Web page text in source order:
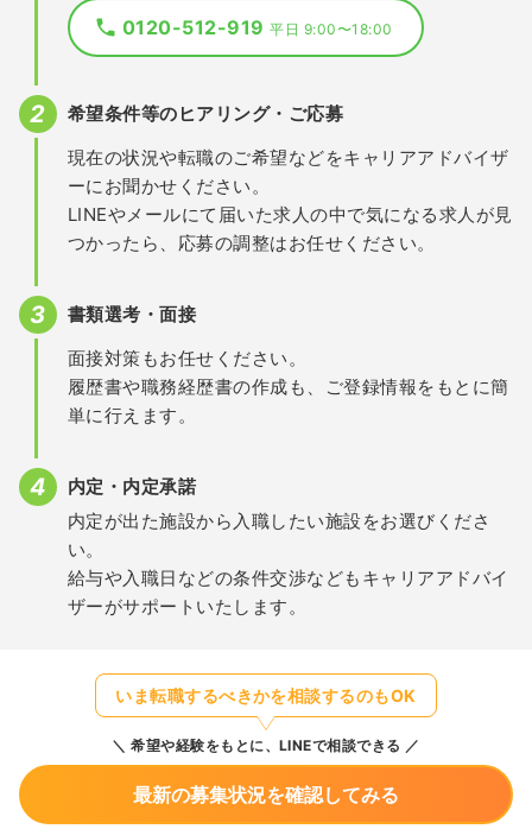
0120-512-919平日 9:00〜18:00
希望条件等のヒアリング・ご応募
現在の状況や転職のご希望などをキャリアアドバイザ
ーにお聞かせください。
LINEやメールにて届いた求人の中で気になる求人が見
つかったら、応募の調整はお任せください。
書類選考・面接
面接対策もお任せください。
履歴書や職務経歴書の作成も、ご登録情報をもとに簡
単に行えます。
内定・内定承諾
内定が出た施設から入職したい施設をお選びくださ
い。
給与や入職日などの条件交渉などもキャリアアドバイ
ザーがサポートいたします。
いま転職するべきかを相談するのもOK
希望や経験をもとに、LINEで相談できる
最新の募集状況を確認してみる